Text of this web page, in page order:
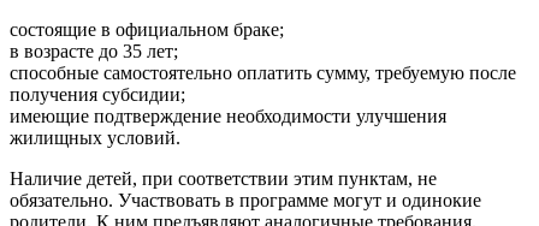
состоящие в официальном браке;
в возрасте до 35 лет;
способные самостоятельно оплатить сумму, требуемую после
получения субсидии;
имеющие подтверждение необходимости улучшения
жилищных условий.
Наличие детей, при соответствии этим пунктам, не
обязательно. Участвовать в программе могут и одинокие
родители. К ним предъявляют аналогичные требования.